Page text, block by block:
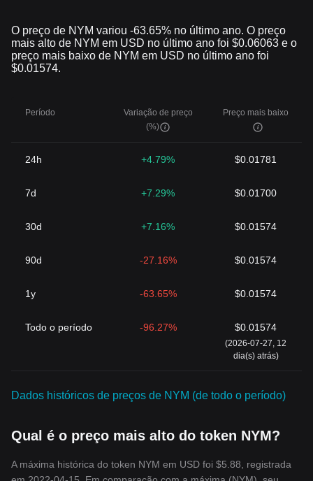
O preço de NYM variou -63.65% no último ano. O preço
mais alto de NYM em USD no último ano foi $0.06063 e o
preço mais baixo de NYM em USD no último ano foi
$0.01574.
Período
Variação de preço
(%)
Preço mais baixo
24h +4.79% $0.01781
7d +7.29% $0.01700
30d +7.16% $0.01574
90d -27.16% $0.01574
1y -63.65% $0.01574
Todo o período -96.27% $0.01574
(2026-07-27, 12
dia(s) atrás)
Dados históricos de preços de NYM (de todo o período)
Qual é o preço mais alto do token NYM?
A máxima histórica do token NYM em USD foi $5.88, registrada